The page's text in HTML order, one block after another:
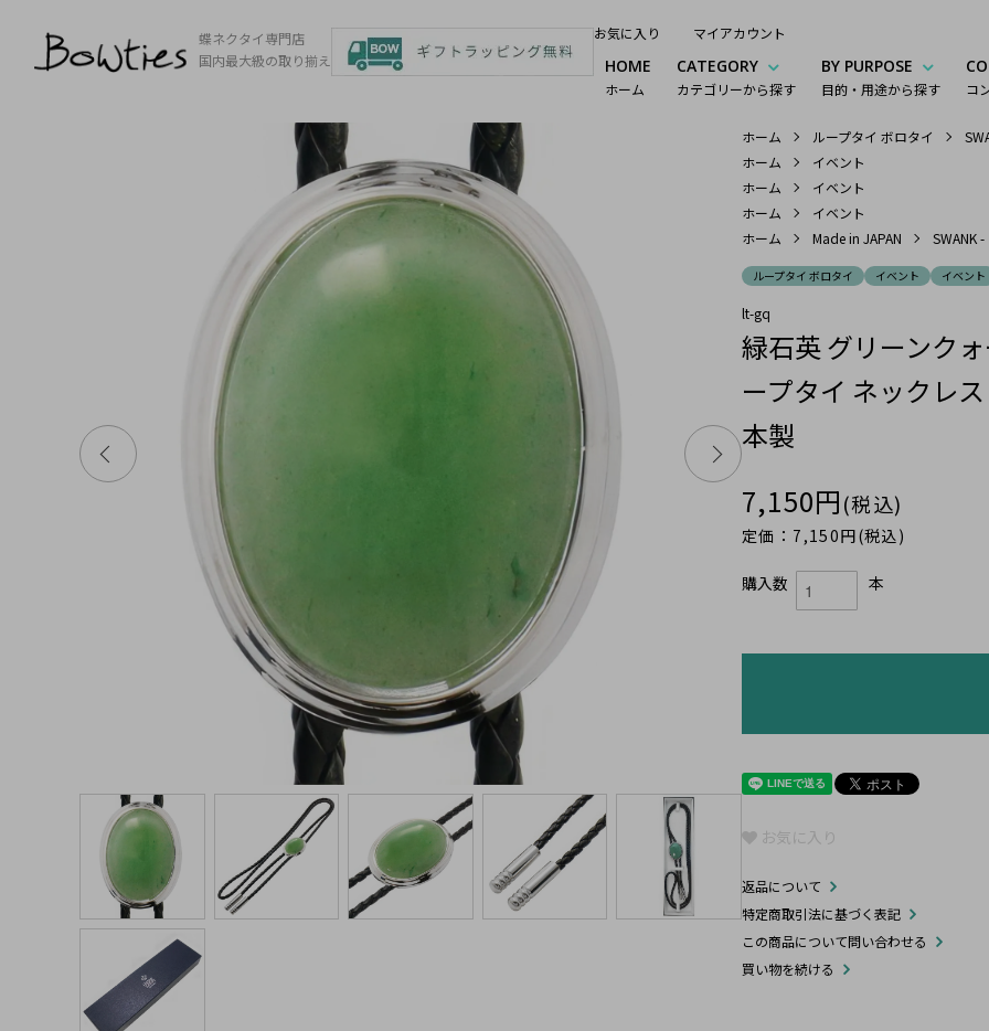
蝶ネクタイ専門店
国内最大級の取り揃え
HOME
ホーム
CATEGORY
カテゴリーから探す
BY PURPOSE
目的・用途から探す コ
お気に入り マイアカウント
ホーム ループタイ ボロタイ
ホーム
イベント
ホーム
イベント
ホーム
イベント
ホーム
Made in JAPAN SWANK
ループタイ ボロタイ イベント イベント
lt-gq
緑石英 グリーンク
ープタイ ネックレ
本製
7,150円(税込)
定価：7,150円(税込)
購入数 本
お気に入り
返品について
特定商取引法に基づく表記
この商品について問い合わせる
買い物を続ける